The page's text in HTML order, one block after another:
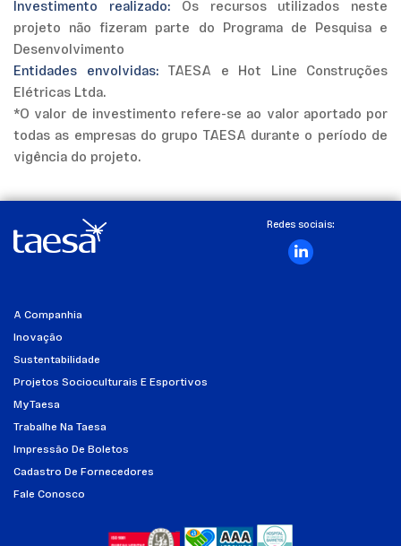
Investimento realizado: Os recursos utilizados neste
projeto não fizeram parte do Programa de Pesquisa e
Desenvolvimento
Entidades envolvidas: TAESA e Hot Line Construções
Elétricas Ltda.
*O valor de investimento refere-se ao valor aportado por
todas as empresas do grupo TAESA durante o período de
vigência do projeto.
Redes sociais:
A Companhia
Inovação
Sustentabilidade
Projetos Socioculturais E Esportivos
MyTaesa
Trabalhe Na Taesa
Impressão De Boletos
Cadastro De Fornecedores
Fale Conosco